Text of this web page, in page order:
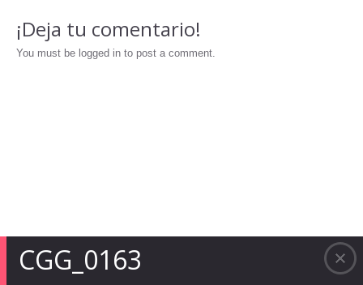
CGG_0163
¡Deja tu comentario!
You must be logged in to post a comment.